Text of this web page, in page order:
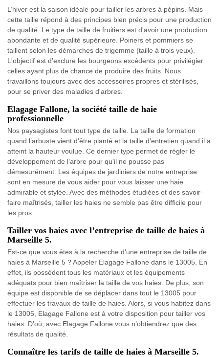
L’hiver est la saison idéale pour tailler les arbres à pépins. Mais
cette taille répond à des principes bien précis pour une production
de qualité. Le type de taille de fruitiers est d'avoir une production
abondante et de qualité supérieure. Poiriers et pommiers se
taillent selon les démarches de trigemme (taille à trois yeux).
L'objectif est d'exclure les bourgeons excédents pour privilégier
celles ayant plus de chance de produire des fruits. Nous
travaillons toujours avec des accessoires propres et stérilisés,
pour se priver des maladies d'arbres.
Elagage Fallone, la société taille de haie
professionnelle
Nos paysagistes font tout type de taille. La taille de formation
quand l’arbuste vient d’être planté et la taille d’entretien quand il a
atteint la hauteur voulue. Ce dernier type permet de régler le
développement de l’arbre pour qu’il ne pousse pas
démesurément. Les équipes de jardiniers de notre entreprise
sont en mesure de vous aider pour vous laisser une haie
admirable et stylée. Avec des méthodes étudiées et des savoir-
faire maîtrisés, tailler les haies ne semble pas être difficile pour
les pros.
Tailler vos haies avec l’entreprise de taille de haies à
Marseille 5.
Est-ce que vous êtes à la recherche d’une entreprise de taille de
haies à Marseille 5 ? Appeler Elagage Fallone dans le 13005. En
effet, ils possèdent tous les matériaux et les équipements
adéquats pour bien maîtriser la taille de vos haies. De plus, son
équipe est disponible de se déplacer dans tout le 13005 pour
effectuer les travaux de taille de haies. Alors, si vous habitez dans
le 13005, Elagage Fallone est à votre disposition pour tailler vos
haies. D’où, avec Elagage Fallone vous n’obtiendrez que des
résultats de qualité.
Connaître les tarifs de taille de haies à Marseille 5.